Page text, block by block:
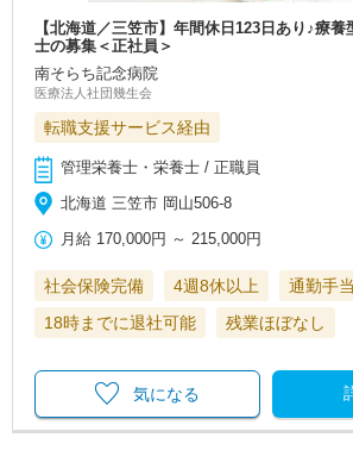
【北海道／三笠市】年間休日123日あり♪療
士の募集＜正社員＞
南そらち記念病院
医療法人社団幾生会
転職支援サービス経由
管理栄養士・栄養士 / 正職員
北海道 三笠市 岡山506-8
月給 170,000円 ～215,000円
社会保険完備 4週8休以上
通勤手当
18時までに退社可能
残業ほぼなし
気になる